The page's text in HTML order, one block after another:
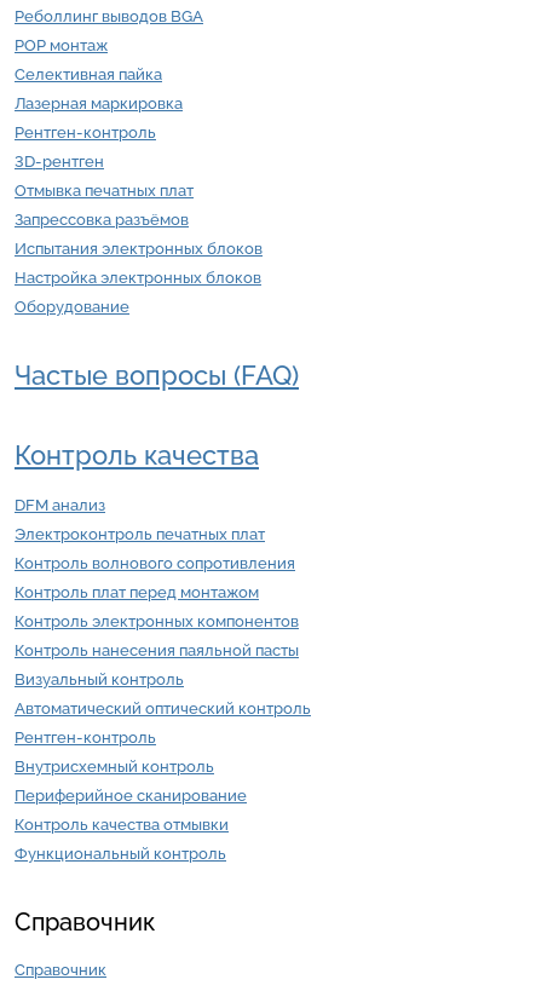
Реболлинг выводов BGA
POP монтаж
Селективная пайка
Лазерная маркировка
Рентген-контроль
3D-рентген
Отмывка печатных плат
Запрессовка разъёмов
Испытания электронных блоков
Настройка электронных блоков
Оборудование
Частые вопросы (FAQ)
Контроль качества
DFM анализ
Электроконтроль печатных плат
Контроль волнового сопротивления
Контроль плат перед монтажом
Контроль электронных компонентов
Контроль нанесения паяльной пасты
Визуальный контроль
Автоматический оптический контроль
Рентген-контроль
Внутрисхемный контроль
Периферийное сканирование
Контроль качества отмывки
Функциональный контроль
Справочник
Справочник